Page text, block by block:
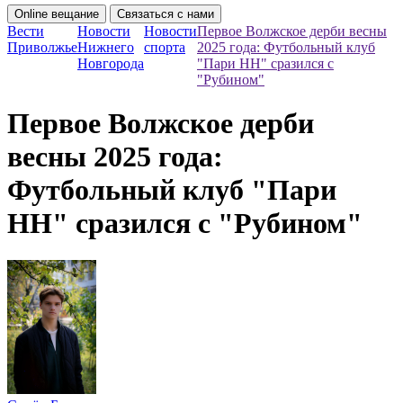
Online вещание Связаться с нами
Вести
Приволжье
Новости
Нижнего
Новгорода
Новости
спорта
Первое Волжское дерби весны
2025 года: Футбольный клуб
"Пари НН" сразился с
"Рубином"
Первое Волжское дерби
весны 2025 года:
Футбольный клуб "Пари
НН" сразился с "Рубином"